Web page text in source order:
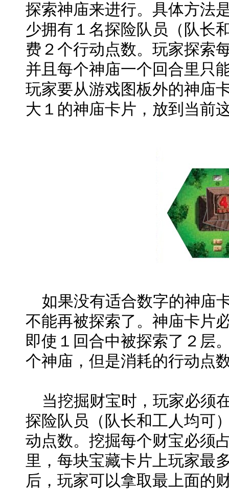
探索神庙来进行。具体方法
少拥有１名探险队员（队长
费２个行动点数。玩家探索
并且每个神庙一个回合里只
玩家要从游戏图板外的神庙
大１的神庙卡片，放到当前
如果没有适合数字的神庙
不能再被探索了。神庙卡片
即使１回合中被探索了２层
个神庙，但是消耗的行动点
当挖掘财宝时，玩家必须
探险队员（队长和工人均可
动点数。挖掘每个财宝必须
里，每块宝藏卡片上玩家最
后，玩家可以拿取最上面的